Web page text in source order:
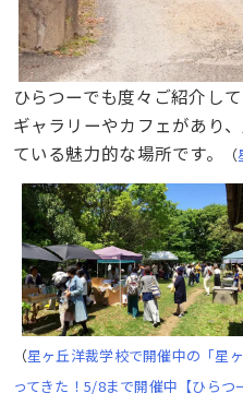
ひらつーでも度々ご紹介し
ギャラリーやカフェがあり
ている魅力的な場所です。
（
（星ヶ丘洋裁学校で開催中の「星
ってきた！5/8まで開催中【ひらつ